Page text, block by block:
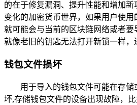
的在于修复漏洞、提升性能和增加
变化的加密货币世界，如果用户使用
就可能会与当前的区块链网络或者要
就像老旧的钥匙无法打开新锁一样，
钱包文件损坏
用于导入的钱包文件可能在存
坏,存储钱包文件的设备出现故障，